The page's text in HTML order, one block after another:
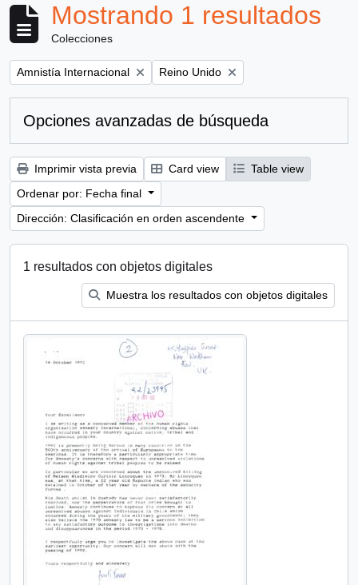
Mostrando 1 resultados
Colecciones
Remove filter:
Amnistía Internacional Remove filter:
Reino Unido
Opciones avanzadas de búsqueda
Imprimir vista previa Card view
Table view
Ordenar por: Fecha final
Dirección: Clasificación en orden ascendente
1 resultados con objetos digitales
Muestra los resultados con objetos digitales